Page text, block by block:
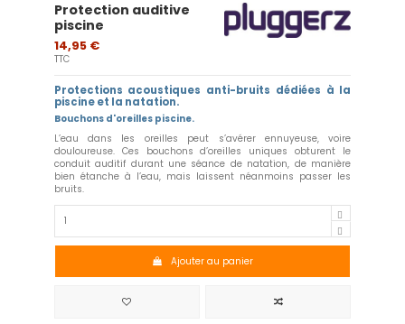
Protection auditive
piscine
14,95 €
TTC
Protections acoustiques anti-bruits dédiées à la
piscine et la natation.
Bouchons d'oreilles piscine.
L’eau dans les oreilles peut s’avérer ennuyeuse, voire
douloureuse. Ces bouchons d’oreilles uniques obturent le
conduit auditif durant une séance de natation, de manière
bien étanche à l’eau, mais laissent néanmoins passer les
bruits.
Ajouter au panier